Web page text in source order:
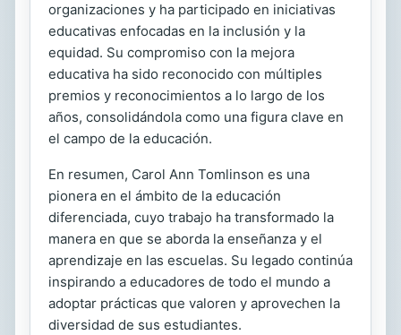
organizaciones y ha participado en iniciativas
educativas enfocadas en la inclusión y la
equidad. Su compromiso con la mejora
educativa ha sido reconocido con múltiples
premios y reconocimientos a lo largo de los
años, consolidándola como una figura clave en
el campo de la educación.
En resumen, Carol Ann Tomlinson es una
pionera en el ámbito de la educación
diferenciada, cuyo trabajo ha transformado la
manera en que se aborda la enseñanza y el
aprendizaje en las escuelas. Su legado continúa
inspirando a educadores de todo el mundo a
adoptar prácticas que valoren y aprovechen la
diversidad de sus estudiantes.